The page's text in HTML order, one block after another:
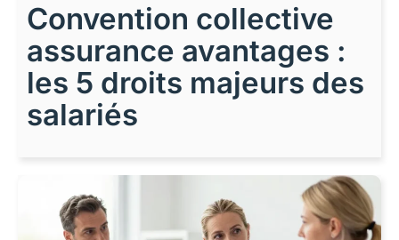
Convention collective
assurance avantages :
les 5 droits majeurs des
salariés